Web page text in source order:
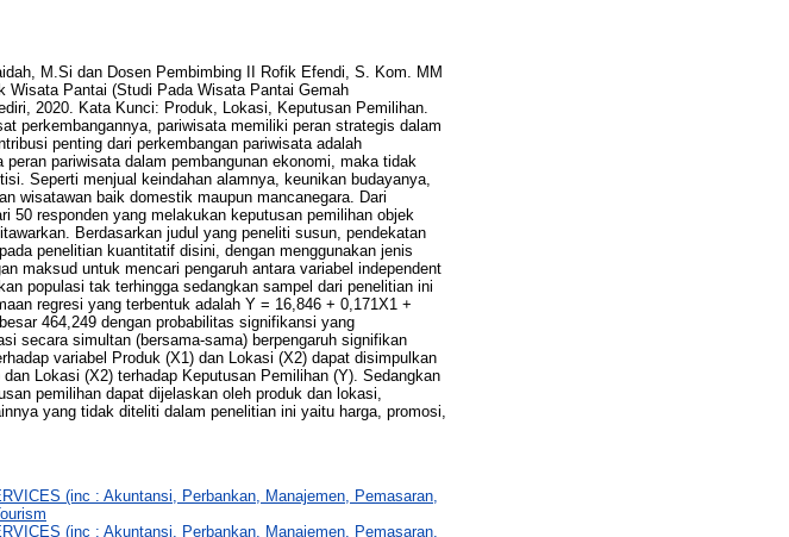
M.Si dan Dosen Pembimbing II Rofik Efendi, S. Kom. MM
Wisata Pantai (Studi Pada Wisata Pantai Gemah
2020. Kata Kunci: Produk, Lokasi, Keputusan Pemilihan.
perkembangannya, pariwisata memiliki peran strategis dalam
penting dari perkembangan pariwisata adalah
pariwisata dalam pembangunan ekonomi, maka tidak
Seperti menjual keindahan alamnya, keunikan budayanya,
wisatawan baik domestik maupun mancanegara. Dari
50 responden yang melakukan keputusan pemilihan objek
Berdasarkan judul yang peneliti susun, pendekatan
penelitian kuantitatif disini, dengan menggunakan jenis
maksud untuk mencari pengaruh antara variabel independent
populasi tak terhingga sedangkan sampel dari penelitian ini
regresi yang terbentuk adalah Y = 16,846 + 0,171X1 +
464,249 dengan probabilitas signifikansi yang
secara simultan (bersama-sama) berpengaruh signifikan
variabel Produk (X1) dan Lokasi (X2) dapat disimpulkan
Lokasi (X2) terhadap Keputusan Pemilihan (Y). Sedangkan
pemilihan dapat dijelaskan oleh produk dan lokasi,
yang tidak diteliti dalam penelitian ini yaitu harga, promosi,
(inc : Akuntansi, Perbankan, Manajemen, Pemasaran,
(inc : Akuntansi, Perbankan, Manajemen, Pemasaran,